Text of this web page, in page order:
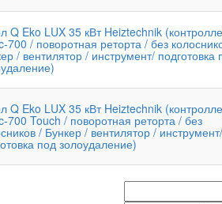
Q Eko LUX 35 кВт Heiztechnik
700 / поворотная реторта / без
/ вентилятор / инструмент/ подготовка
Q Eko LUX 35 кВт Heiztechnik
700 Touch / поворотная реторта / без
/ Бункер / вентилятор / инструмент/
под золоудаление)